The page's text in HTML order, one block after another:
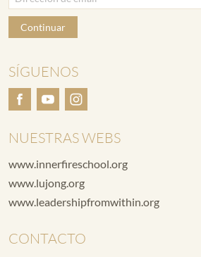
Continuar
SÍGUENOS
NUESTRAS WEBS
www.innerfireschool.org
www.lujong.org
www.leadershipfromwithin.org
CONTACTO